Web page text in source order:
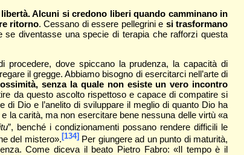
Alcuni si credono liberi quando camminano in
ritorno. Cessano di essere pellegrini e si trasformano
se diventasse una specie di terapia che rafforzi questa
procedere, dove spiccano la prudenza, la capacità di
il gregge. Abbiamo bisogno di esercitarci nell’arte di
senza la quale non esiste un vero incontro
da questo ascolto rispettoso e capace di compatire si
di Dio e l’anelito di sviluppare il meglio di quanto Dio ha
la carità, ma non esercitare bene nessuna delle virtù «a
”, benché i condizionamenti possano rendere difficili le
del mistero». [134]Per giungere ad un punto di maturità,
Come diceva il beato Pietro Fabro: «Il tempo è il